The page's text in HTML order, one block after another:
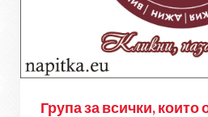
Група за всички,